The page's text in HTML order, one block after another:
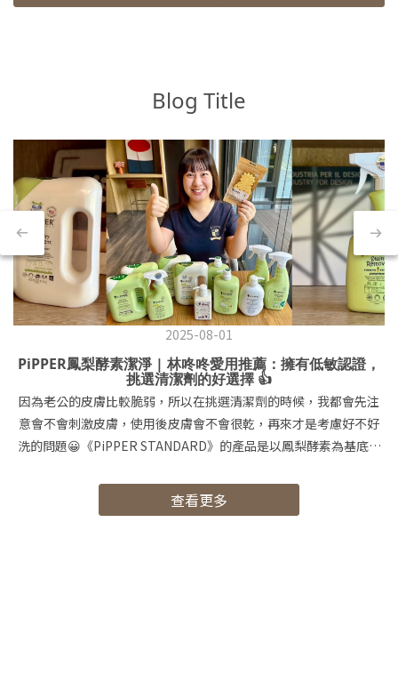
Blog Title
2025-08-01
PiPPER鳳梨酵素潔淨 | 林咚咚愛用推薦：擁有低敏認證，
挑選清潔劑的好選擇 👍
因為老公的皮膚比較脆弱，所以在挑選清潔劑的時候，我都會先注
意會不會刺激皮膚，使用後皮膚會不會很乾，再來才是考慮好不好
洗的問題😀《PiPPER STANDARD》的產品是以鳳梨酵素為基底的
專利技術 🌟《PiPPER STANDARD》鳳梨酵素洗衣精(檸檬草、尤加
利) 味道都是比較天然的，香氣也完全不刺鼻，泡泡少好沖洗，洗淨
查看更多